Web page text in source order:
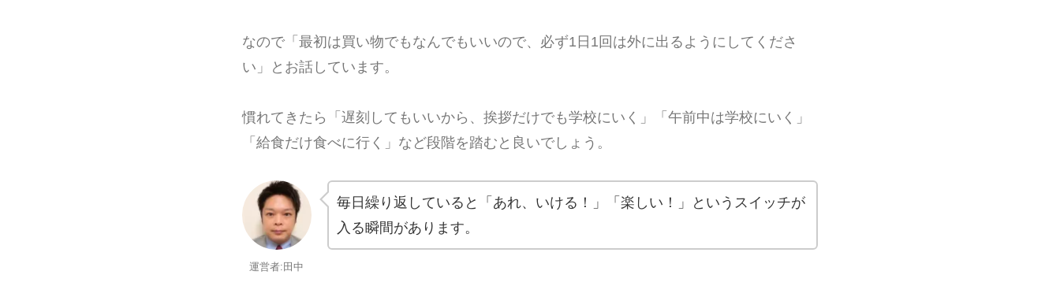
なので「最初は買い物でもなんでもいいので、必ず1日1回は外に出るようにしてくださ
い」とお話しています。
慣れてきたら「遅刻してもいいから、挨拶だけでも学校にいく」「午前中は学校にいく」
「給食だけ食べに行く」など段階を踏むと良いでしょう。
運営者:田中
毎日繰り返していると「あれ、いける！」「楽しい！」というスイッチが
入る瞬間があります。